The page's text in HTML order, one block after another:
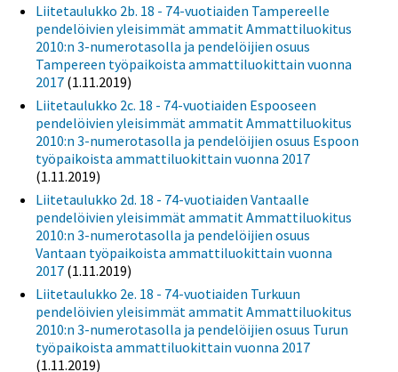
Liitetaulukko 2b. 18 - 74-vuotiaiden Tampereelle
pendelöivien yleisimmät ammatit Ammattiluokitus
2010:n 3-numerotasolla ja pendelöijien osuus
Tampereen työpaikoista ammattiluokittain vuonna
2017 (1.11.2019)
Liitetaulukko 2c. 18 - 74-vuotiaiden Espooseen
pendelöivien yleisimmät ammatit Ammattiluokitus
2010:n 3-numerotasolla ja pendelöijien osuus Espoon
työpaikoista ammattiluokittain vuonna 2017
(1.11.2019)
Liitetaulukko 2d. 18 - 74-vuotiaiden Vantaalle
pendelöivien yleisimmät ammatit Ammattiluokitus
2010:n 3-numerotasolla ja pendelöijien osuus
Vantaan työpaikoista ammattiluokittain vuonna
2017 (1.11.2019)
Liitetaulukko 2e. 18 - 74-vuotiaiden Turkuun
pendelöivien yleisimmät ammatit Ammattiluokitus
2010:n 3-numerotasolla ja pendelöijien osuus Turun
työpaikoista ammattiluokittain vuonna 2017
(1.11.2019)